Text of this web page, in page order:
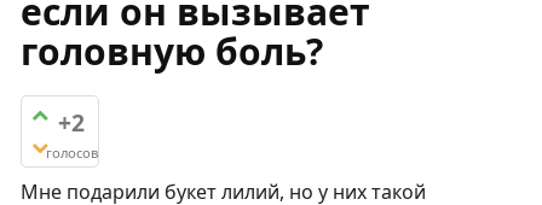
если он вызывает
головную боль?
+2
голосов
Мне подарили букет лилий, но у них такой